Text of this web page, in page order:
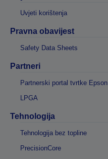
Uvjeti korištenja
Pravna obavijest
Safety Data Sheets
Partneri
Partnerski portal tvrtke Epson
LPGA
Tehnologija
Tehnologija bez topline
PrecisionCore